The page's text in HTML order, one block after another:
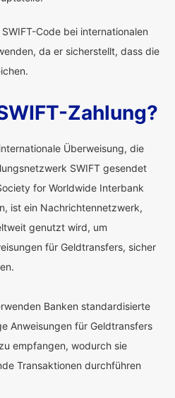
Code bei internationalen
da er sicherstellt, dass die
Zahlung?
Überweisung, die
SWIFT gesendet
for Worldwide Interbank
ist ein Nachrichtennetzwerk,
genutzt wird, um
für Geldtransfers, sicher
Banken standardisierte
Anweisungen für Geldtransfers
empfangen, wodurch sie
Transaktionen durchführen